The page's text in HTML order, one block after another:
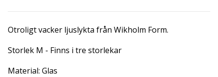
Otroligt vacker ljuslykta från Wikholm Form.
Storlek M - Finns i tre storlekar
Material: Glas